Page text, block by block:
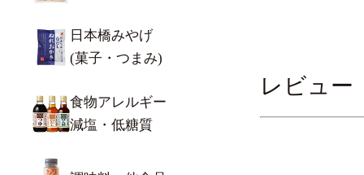
日本橋みやげ
(菓子・つまみ)
食物アレルギー
減塩・低糖質
レビュー